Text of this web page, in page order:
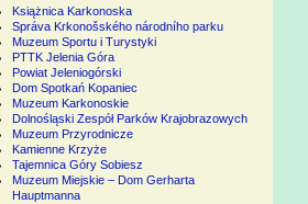
Książnica Karkonoska
Správa Krkonošského národního parku
Muzeum Sportu i Turystyki
PTTK Jelenia Góra
Powiat Jeleniogórski
Dom Spotkań Kopaniec
Muzeum Karkonoskie
Dolnośląski Zespół Parków Krajobrazowych
Muzeum Przyrodnicze
Kamienne Krzyże
Tajemnica Góry Sobiesz
Muzeum Miejskie – Dom Gerharta
Hauptmanna